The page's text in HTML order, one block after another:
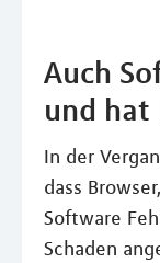
Auch
und hat
In der
dass
Software
Schaden